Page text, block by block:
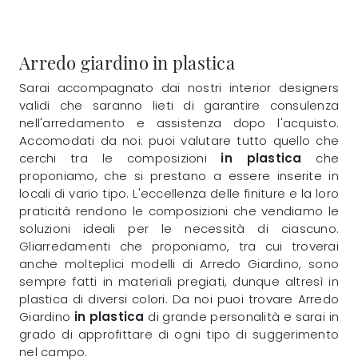
Arredo giardino in plastica
Sarai accompagnato dai nostri interior designers
validi che saranno lieti di garantire consulenza
nell'arredamento e assistenza dopo l'acquisto.
Accomodati da noi: puoi valutare tutto quello che
cerchi tra le composizioni in plastica che
proponiamo, che si prestano a essere inserite in
locali di vario tipo. L'eccellenza delle finiture e la loro
praticità rendono le composizioni che vendiamo le
soluzioni ideali per le necessità di ciascuno.
Gliarredamenti che proponiamo, tra cui troverai
anche molteplici modelli di Arredo Giardino, sono
sempre fatti in materiali pregiati, dunque altresì in
plastica di diversi colori. Da noi puoi trovare Arredo
Giardino in plastica di grande personalità e sarai in
grado di approfittare di ogni tipo di suggerimento
nel campo.